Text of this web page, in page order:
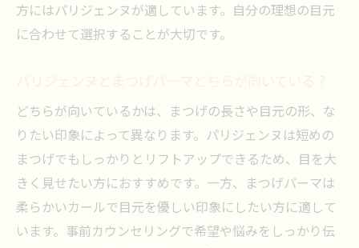
方にはパリジェンヌが適しています。自分の理想の目元
に合わせて選択することが大切です。
パリジェンヌとまつげパーマどちらが向いている？
どちらが向いているかは、まつげの長さや目元の形、な
りたい印象によって異なります。パリジェンヌは短めの
まつげでもしっかりとリフトアップできるため、目を大
きく見せたい方におすすめです。一方、まつげパーマは
柔らかいカールで目元を優しい印象にしたい方に適して
います。事前カウンセリングで希望や悩みをしっかり伝